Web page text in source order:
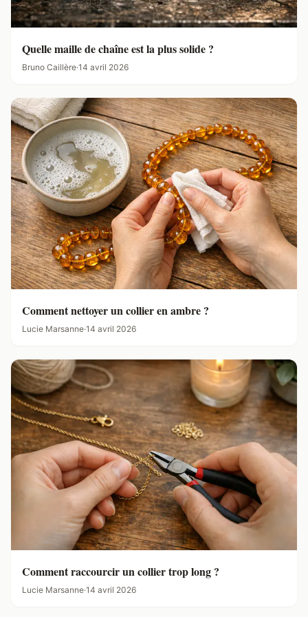
Quelle maille de chaîne est la plus solide ?
Bruno Caillère·14 avril 2026
Comment nettoyer un collier en ambre ?
Lucie Marsanne·14 avril 2026
Comment raccourcir un collier trop long ?
Lucie Marsanne·14 avril 2026